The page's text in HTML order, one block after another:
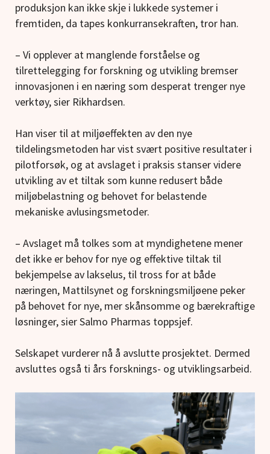
produksjon kan ikke skje i lukkede systemer i
fremtiden, da tapes konkurransekraften, tror han.
– Vi opplever at manglende forståelse og
tilrettelegging for forskning og utvikling bremser
innovasjonen i en næring som desperat trenger nye
verktøy, sier Rikhardsen.
Han viser til at miljøeffekten av den nye
tildelingsmetoden har vist svært positive resultater i
pilotforsøk, og at avslaget i praksis stanser videre
utvikling av et tiltak som kunne redusert både
miljøbelastning og behovet for belastende
mekaniske avlusingsmetoder.
– Avslaget må tolkes som at myndighetene mener
det ikke er behov for nye og effektive tiltak til
bekjempelse av lakselus, til tross for at både
næringen, Mattilsynet og forskningsmiljøene peker
på behovet for nye, mer skånsomme og bærekraftige
løsninger, sier Salmo Pharmas toppsjef.
Selskapet vurderer nå å avslutte prosjektet. Dermed
avsluttes også ti års forsknings- og utviklingsarbeid.